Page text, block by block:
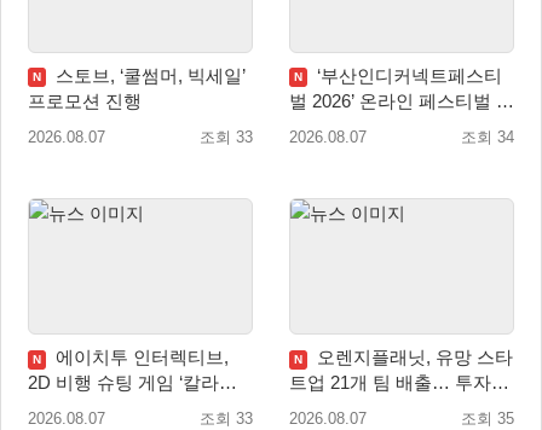
N
스토브, ‘쿨썸머, 빅세일’
프로모션 진행
2026.08.07 조회 33
N
‘부산인디커넥트페스티
벌 2026’ 온라인 페스티벌 개
막
2026.08.07 조회 34
N
에이치투 인터렉티브,
2D 비행 슈팅 게임 ‘칼라드
리우스2/다크 엘레멘트’ 올
2026.08.07 조회 33
N
오렌지플래닛, 유망 스타
트업 21개 팀 배출… 투자유
치∙매출성장 성과 눈길
2026.08.07 조회 35